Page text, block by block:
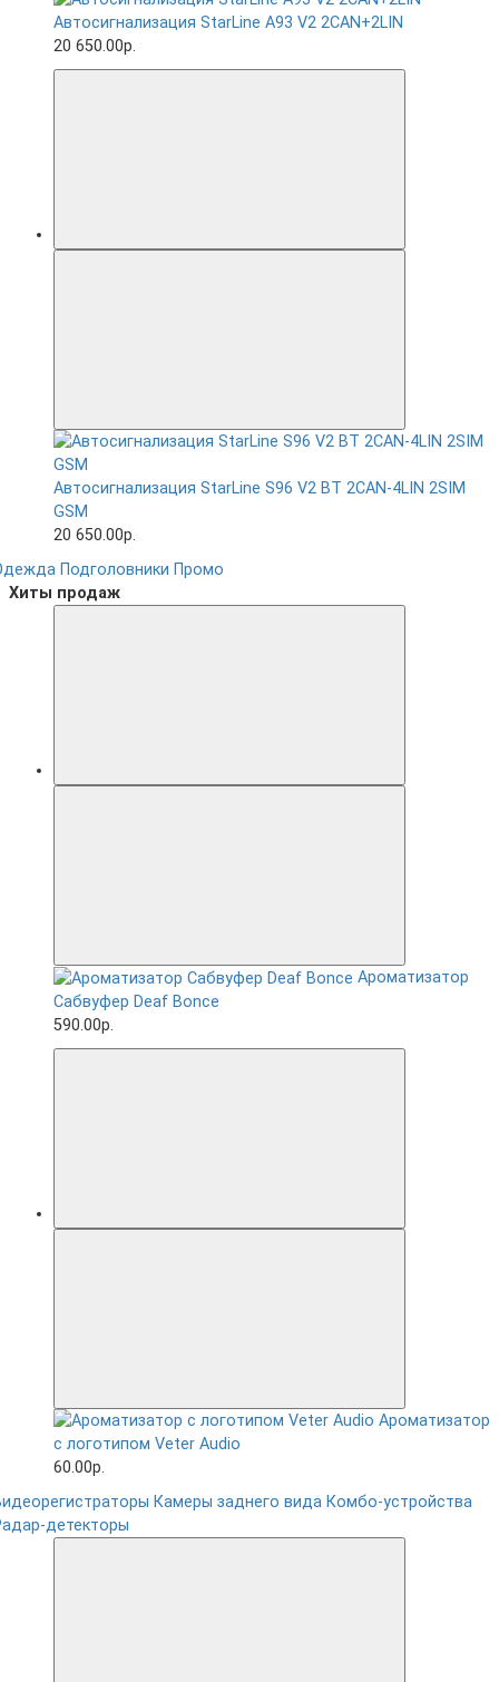
Автосигнализация StarLine A93 V2 2CAN+2LIN
20 650.00р.
Автосигнализация StarLine S96 V2 BT 2CAN-4LIN 2SIM
GSM
20 650.00р.
Подголовники Промо
Хиты продаж
Ароматизатор
Сабвуфер Deaf Bonce
590.00р.
Ароматизатор
с логотипом Veter Audio
60.00р.
Камеры заднего вида Комбо-устройства
детекторы